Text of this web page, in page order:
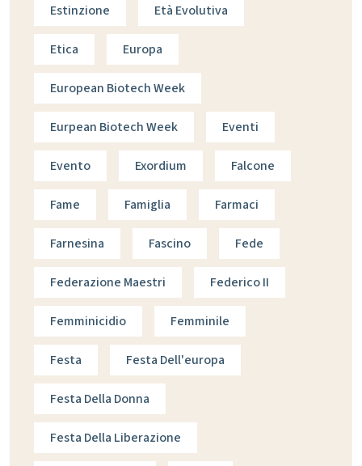
Estinzione Età Evolutiva
Etica Europa
European Biotech Week
Eurpean Biotech Week Eventi
Evento Exordium Falcone
Fame Famiglia Farmaci
Farnesina Fascino Fede
Federazione Maestri Federico II
Femminicidio Femminile
Festa Festa Dell'europa
Festa Della Donna
Festa Della Liberazione